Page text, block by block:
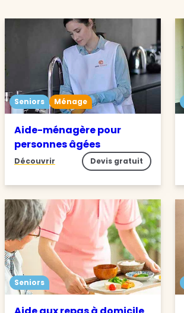
Seniors Ménage
Aide-ménagère pour
personnes âgées
Découvrir Devis gratuit
Seniors